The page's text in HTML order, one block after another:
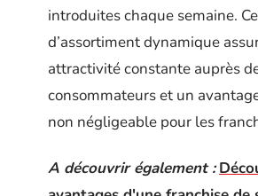
introduites chaque semaine.
d’assortiment dynamique
attractivité constante auprès
consommateurs et un
non négligeable pour les
A découvrir également :